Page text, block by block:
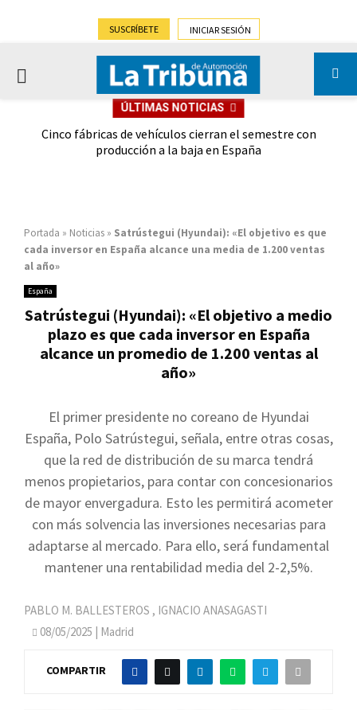
SUSCRÍBETE INICIAR SESIÓN
PRIMARY
ÚLTIMAS NOTICIAS
Cinco fábricas de vehículos cierran el semestre con
producción a la baja en España
Portada » Noticias » Satrústegui (Hyundai): «El objetivo es que
cada inversor en España alcance una media de 1.200 ventas
al año»
España
Satrústegui (Hyundai): «El objetivo a medio
plazo es que cada inversor en España
alcance un promedio de 1.200 ventas al
año»
El primer presidente no coreano de Hyundai
España, Polo Satrústegui, señala, entre otras cosas,
que la red de distribución de su marca tendrá
menos propietarios, para contar con concesionarios
de mayor envergadura. Esto les permitirá acometer
con más solvencia las inversiones necesarias para
adaptarse al mercado. Para ello, será fundamental
mantener una rentabilidad media del 2-2,5%.
PABLO M. BALLESTEROS , IGNACIO ANASAGASTI
08/05/2025 | Madrid
COMPARTIR